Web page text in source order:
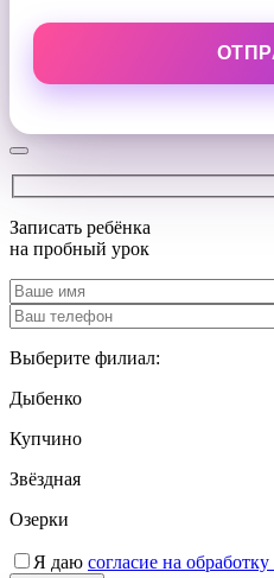
Записать ребёнка
на пробный урок
Выберите филиал:
Дыбенко
Купчино
Звёздная
Озерки
Я даю согласие на